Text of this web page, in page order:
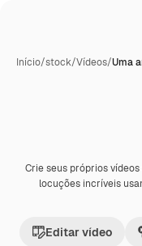
Início/stock/Vídeos/Uma
Crie seus próprios
locuções incríveis
Editar vídeo